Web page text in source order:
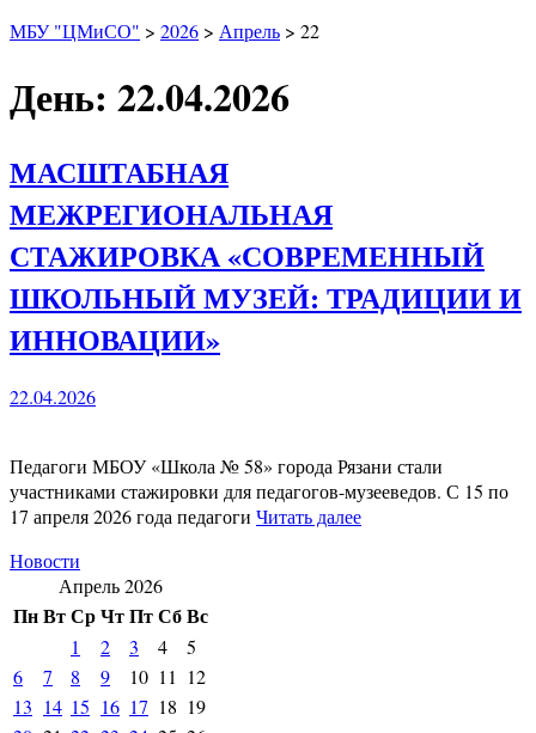
МБУ "ЦМиСО" > 2026 > Апрель > 22
День: 22.04.2026
МАСШТАБНАЯ
МЕЖРЕГИОНАЛЬНАЯ
СТАЖИРОВКА «СОВРЕМЕННЫЙ
ШКОЛЬНЫЙ МУЗЕЙ: ТРАДИЦИИ И
ИННОВАЦИИ»
22.04.2026
Педагоги МБОУ «Школа № 58» города Рязани стали
участниками стажировки для педагогов-музееведов. С 15 по
17 апреля 2026 года педагоги Читать далее
Новости
Апрель 2026
ПнВтСрЧтПтСбВс
1 2 3 4
5
6
7 8 9 10 11
12
13 14 15 16 17 18 19